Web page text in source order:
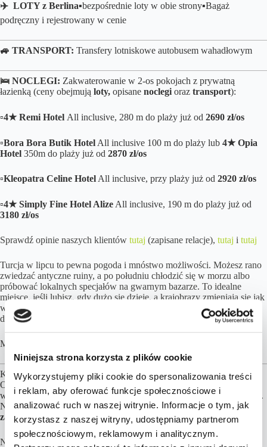
Niniejsza strona korzysta z plików cookie
Wykorzystujemy pliki cookie do spersonalizowania treści
i reklam, aby oferować funkcje społecznościowe i
analizować ruch w naszej witrynie. Informacje o tym, jak
korzystasz z naszej witryny, udostępniamy partnerom
społecznościowym, reklamowym i analitycznym.
✈️ LOTY z Berlina▪️bezpośrednie loty w obie strony▪️Bagaż
podręczny i rejestrowany w cenie
🚙 TRANSPORT: Transfery lotniskowe autobusem wahadłowym
🛌 NOCLEGI: Zakwaterowanie w 2-os pokojach z prywatną
łazienką (ceny obejmują loty, opisane noclegi oraz transport):
▫️4★ Remi Hotel All inclusive, 280 m do plaży już od 2690 zł/os
▫️Bora Bora Butik Hotel All inclusive 100 m do plaży lub 4★ Opia
Hotel 350m do plaży już od 2870 zł/os
▫️Kleopatra Celine Hotel All inclusive, przy plaży już od 2920 zł/os
▫️4★ Simply Fine Hotel Alize All inclusive, 190 m do plaży już od
3180 zł/os
Sprawdź opinie naszych klientów tutaj (zapisane relacje), tutaj i tutaj
Turcja w lipcu to pewna pogoda i mnóstwo możliwości. Możesz rano
zwiedzać antyczne ruiny, a po południu chłodzić się w morzu albo
próbować lokalnych specjałów na gwarnym bazarze. To idealne
miejsce, jeśli lubisz, gdy dużo się dzieje, a krajobrazy zmieniają się jak
w kalejdoskopie. Słońce, świetne jedzenie i klimat, którego trzeba
doświadczyć chociaż raz.
Masz pytania? –
Kalkulacja cen opiera się przy założeniu 2 osób podróżujących.
Obiekty noclegowe, formy wyżywienia, transfery możemy dowolnie
wymieniać, aby jak najlepiej dopasować ofertę do Twoich preferencji.
Najważniejsze są loty,za pozostałe elementy podróży możesz
zapłacić później, nawet do kilku dni przed wylotem!
Na miejscu może obowiązywać podatek turystyczny. Do